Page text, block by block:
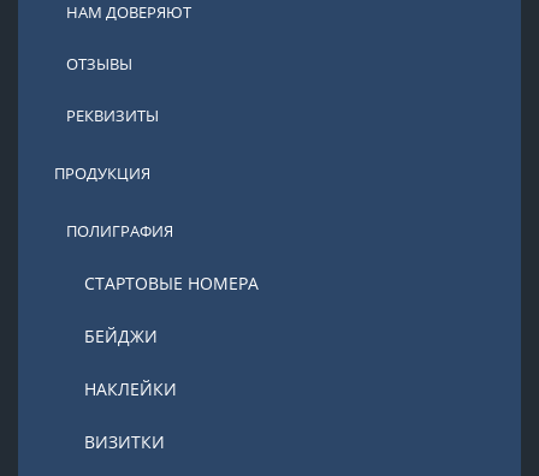
НАМ ДОВЕРЯЮТ
ОТЗЫВЫ
РЕКВИЗИТЫ
ПРОДУКЦИЯ
ПОЛИГРАФИЯ
СТАРТОВЫЕ НОМЕРА
БЕЙДЖИ
НАКЛЕЙКИ
ВИЗИТКИ